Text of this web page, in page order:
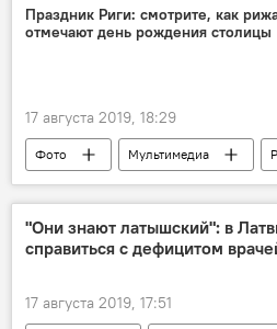
Праздник Риги: смотрите, как
отмечают день рождения столицы
17 августа 2019, 18:29
Фото Мультимедиа
Латвия
праздник
"Они знают латышский": в
справиться с дефицитом
17 августа 2019, 17:51